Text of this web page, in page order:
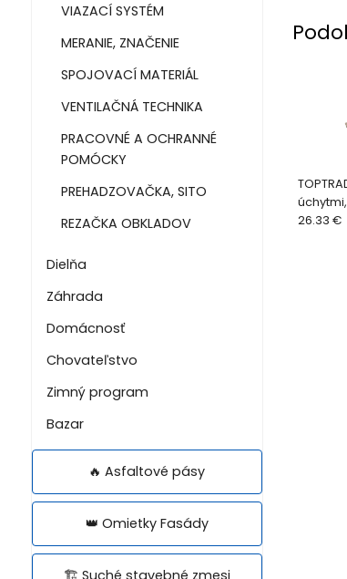
VIAZACÍ SYSTÉM
MERANIE, ZNAČENIE
SPOJOVACÍ MATERIÁL
VENTILAČNÁ TECHNIKA
PRACOVNÉ A OCHRANNÉ
POMÓCKY
PREHADZOVAČKA, SITO
REZAČKA OBKLADOV
Dielňa
Záhrada
Domácnosť
Chovateľstvo
Zimný program
Bazar
🔥 Asfaltové pásy
👑 Omietky Fasády
🏗️ Suché stavebné zmesi
26.33 €